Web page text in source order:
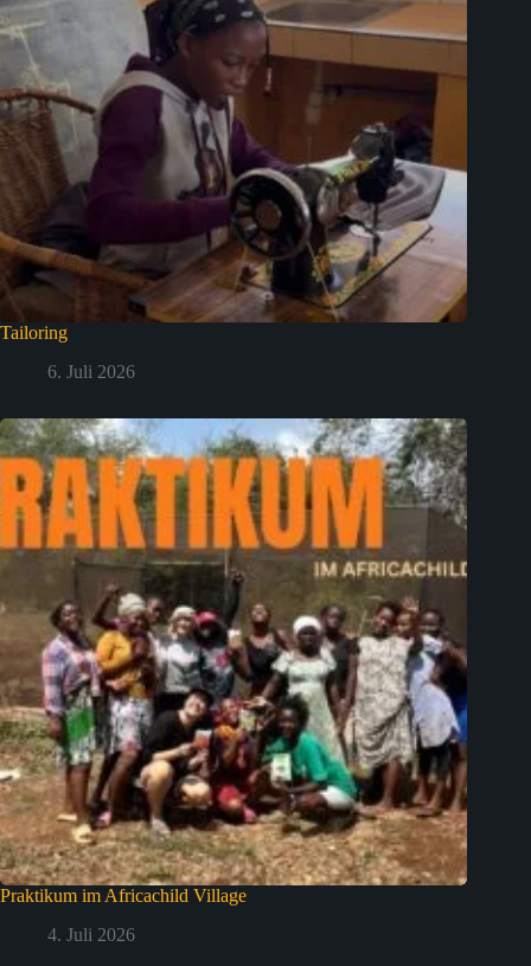
Tailoring
6. Juli 2026
Praktikum im Africachild Village
4. Juli 2026